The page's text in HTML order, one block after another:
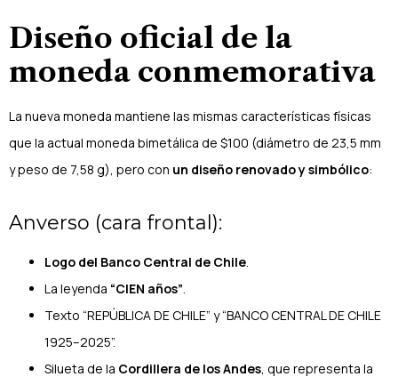
Diseño oficial de la
moneda conmemorativa
La nueva moneda mantiene las mismas características físicas
que la actual moneda bimetálica de $100 (diámetro de 23,5 mm
y peso de 7,58 g), pero con un diseño renovado y simbólico:
Anverso (cara frontal):
Logo del Banco Central de Chile.
La leyenda “CIEN años”.
Texto “REPÚBLICA DE CHILE” y “BANCO CENTRAL DE CHILE
1925–2025”.
Silueta de la Cordillera de los Andes, que representa la